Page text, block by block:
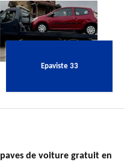
Epaviste 33
de voiture gratuit en